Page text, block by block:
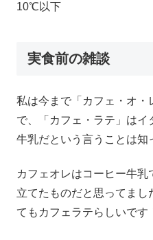
10℃以下
実食前の雑談
私は今まで「カフェ・オ
で、「カフェ・ラテ」はイ
牛乳だという言うことは知
カフェオレはコーヒー牛
立てたものだと思ってま
てもカフェラテらしいで